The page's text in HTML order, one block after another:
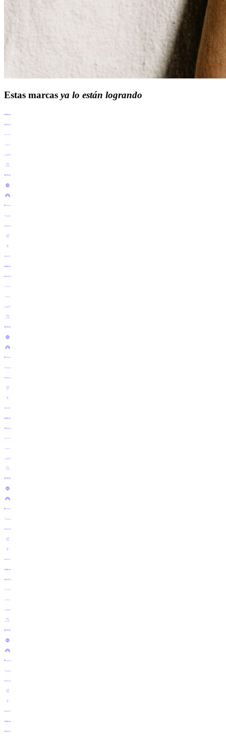
Estas marcas ya lo están logrando